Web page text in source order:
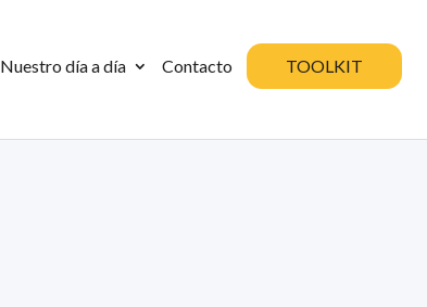
Nuestro día a día Contacto TOOLKIT